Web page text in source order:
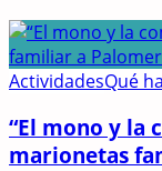
ActividadesQué
“El mono y la
marionetas